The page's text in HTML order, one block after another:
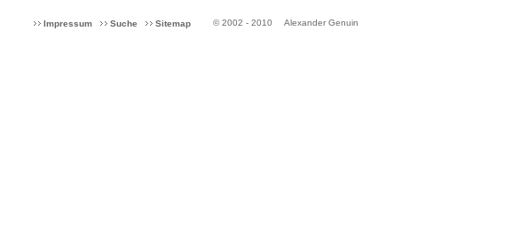
Impressum Suche Sitemap © 2002 - 2010 Alexander Genuin